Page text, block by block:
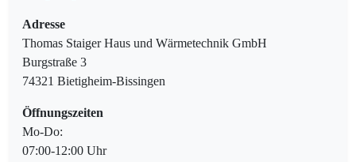
Adresse
Thomas Staiger Haus und Wärmetechnik GmbH
Burgstraße 3
74321 Bietigheim-Bissingen
Öffnungszeiten
Mo-Do:
07:00-12:00 Uhr